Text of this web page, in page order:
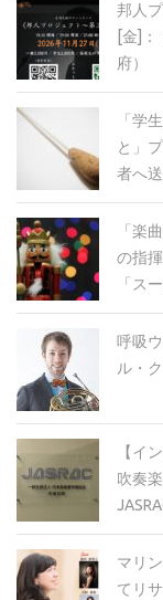
邦人
[金]
府）
「学
と」
者へ
「楽
の指
「ス
呼吸
ル・
【イ
吹奏
マリ
てリ